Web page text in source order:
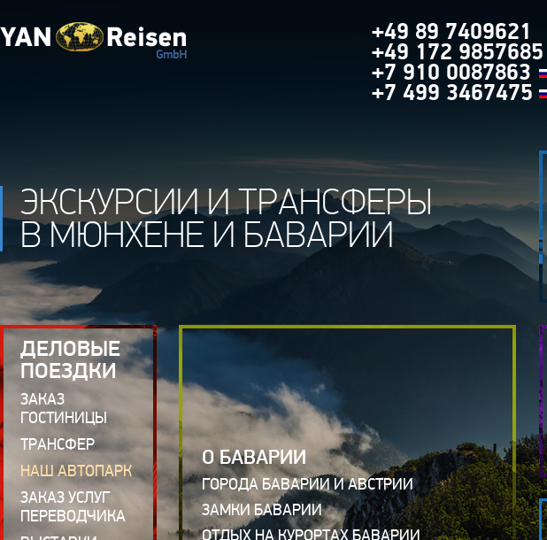
+49 89 7409621
+49 172 9857685
+7 910 0087863
+7 499 3467475
ЭКСКУРСИИ И ТРАНСФЕРЫ
В МЮНХЕНЕ И БАВАРИИ
ДЕЛОВЫЕ
ПОЕЗДКИ
ЗАКАЗ
ГОСТИНИЦЫ
ТРАНСФЕР
НАШ АВТОПАРК
ЗАКАЗ УСЛУГ
ПЕРЕВОДЧИКА
О БАВАРИИ
ГОРОДА БАВАРИИ И АВСТРИИ
ЗАМКИ БАВАРИИ
ОТДЫХ НА КУРОРТАХ БАВАРИИ